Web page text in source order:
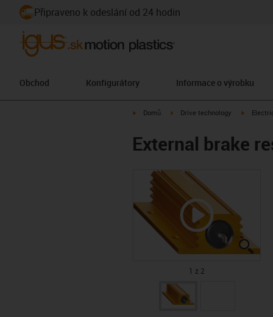
Připraveno k odeslání od 24 hodin
Obchod Konfigurátory Informace o výrobku
igus-icon-arrow-right
Domů igus-icon-arrow-right
Drive technology igus-
External brake
1 z 2